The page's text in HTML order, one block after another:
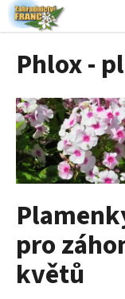
Přejít
na
obsah
Phlox -
pro
květů
K
o
o
p
o
t
ř
e
b
u
j